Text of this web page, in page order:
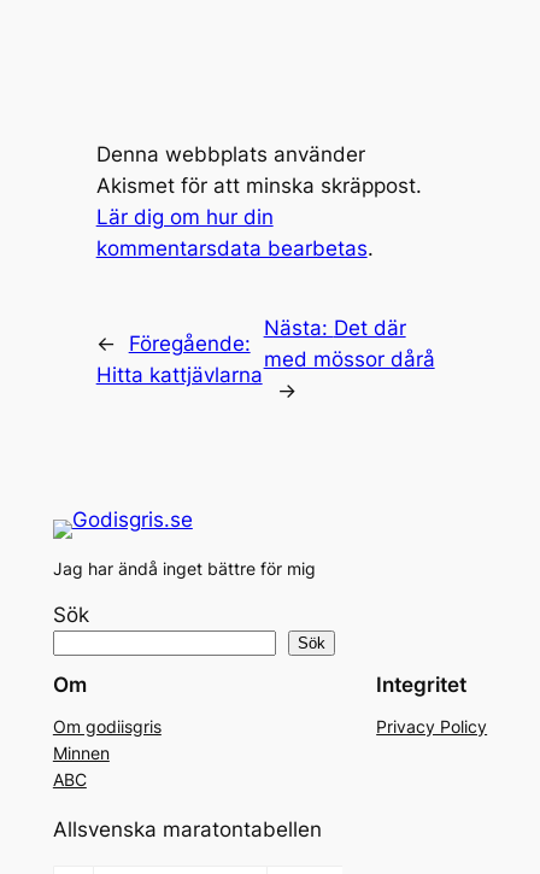
Denna webbplats använder
Akismet för att minska skräppost.
Lär dig om hur din
kommentarsdata bearbetas.
←
Föregående:
Hitta kattjävlarna
Nästa: Det där
med mössor dårå
→
Jag har ändå inget bättre för mig
Sök
Sök
Om
Om godiisgris
Minnen
ABC
Integritet
Privacy Policy
Allsvenska maratontabellen